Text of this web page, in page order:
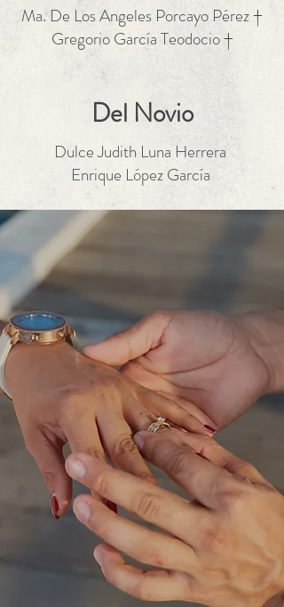
Ma. De Los Angeles Porcayo Pérez †
Gregorio García Teodocio †
Del Novio
Dulce Judith Luna Herrera
Enrique López García